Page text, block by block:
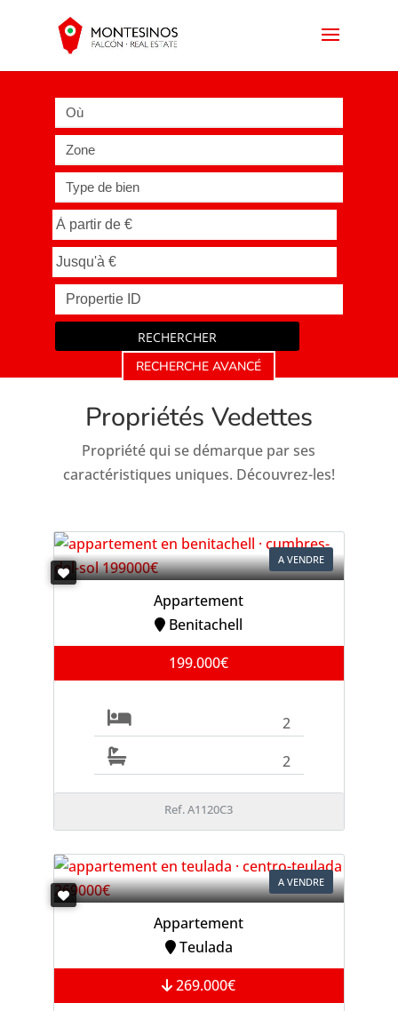
Où
Zone
Type de bien
RECHERCHER
RECHERCHE AVANCÉ
Propriétés Vedettes
Propriété qui se démarque par ses
caractéristiques uniques. Découvrez-les!
A VENDRE
Appartement
Benitachell
199.000€
2
2
Ref. A1120C3
A VENDRE
Appartement
Teulada
269.000€